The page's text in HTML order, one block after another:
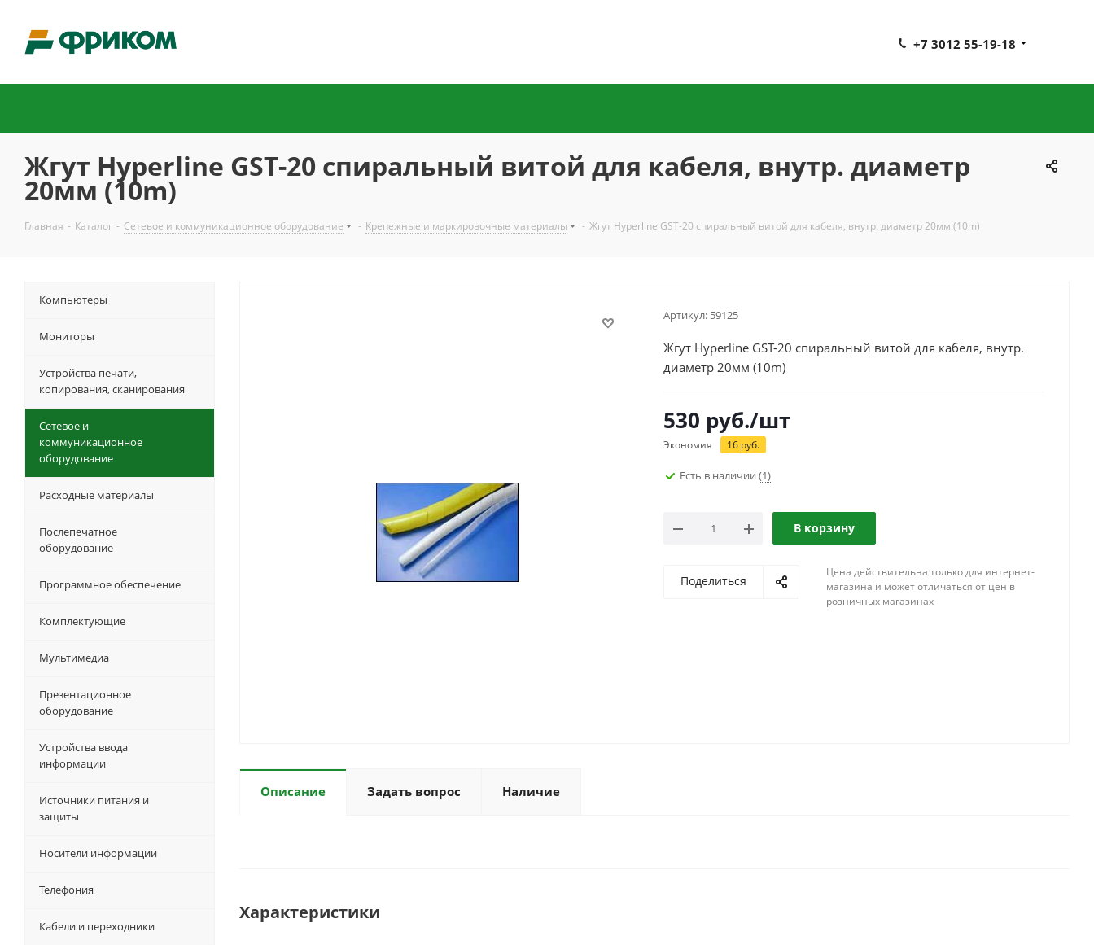
+7 3012 55-19-18
Жгут Hyperline GST-20 спиральный витой для кабеля, внутр. диаметр
20мм (10m)
Главная - Каталог - Сетевое и коммуникационное оборудование - Крепежные и маркировочные материалы - Жгут Hyperline GST-20 спиральный витой для кабеля, внутр. диаметр 20мм (10m)
Артикул: 59125
Жгут Hyperline GST-20 спиральный витой для кабеля, внутр.
диаметр 20мм (10m)
530 руб./шт
Экономия 16 руб.
Есть в наличии (1)
В корзину
Поделиться
Цена действительна только для интернет-
магазина и может отличаться от цен в
розничных магазинах
Описание Задать вопрос Наличие
Характеристики
Компьютеры
Мониторы
Устройства печати,
копирования, сканирования
Сетевое и
коммуникационное
оборудование
Расходные материалы
Послепечатное
оборудование
Программное обеспечение
Комплектующие
Мультимедиа
Презентационное
оборудование
Устройства ввода
информации
Источники питания и
защиты
Носители информации
Телефония
Кабели и переходники